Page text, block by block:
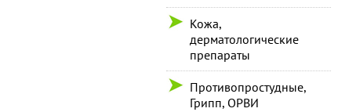
Кожа,
дерматологические
препараты
Противопростудные,
Грипп, ОРВИ